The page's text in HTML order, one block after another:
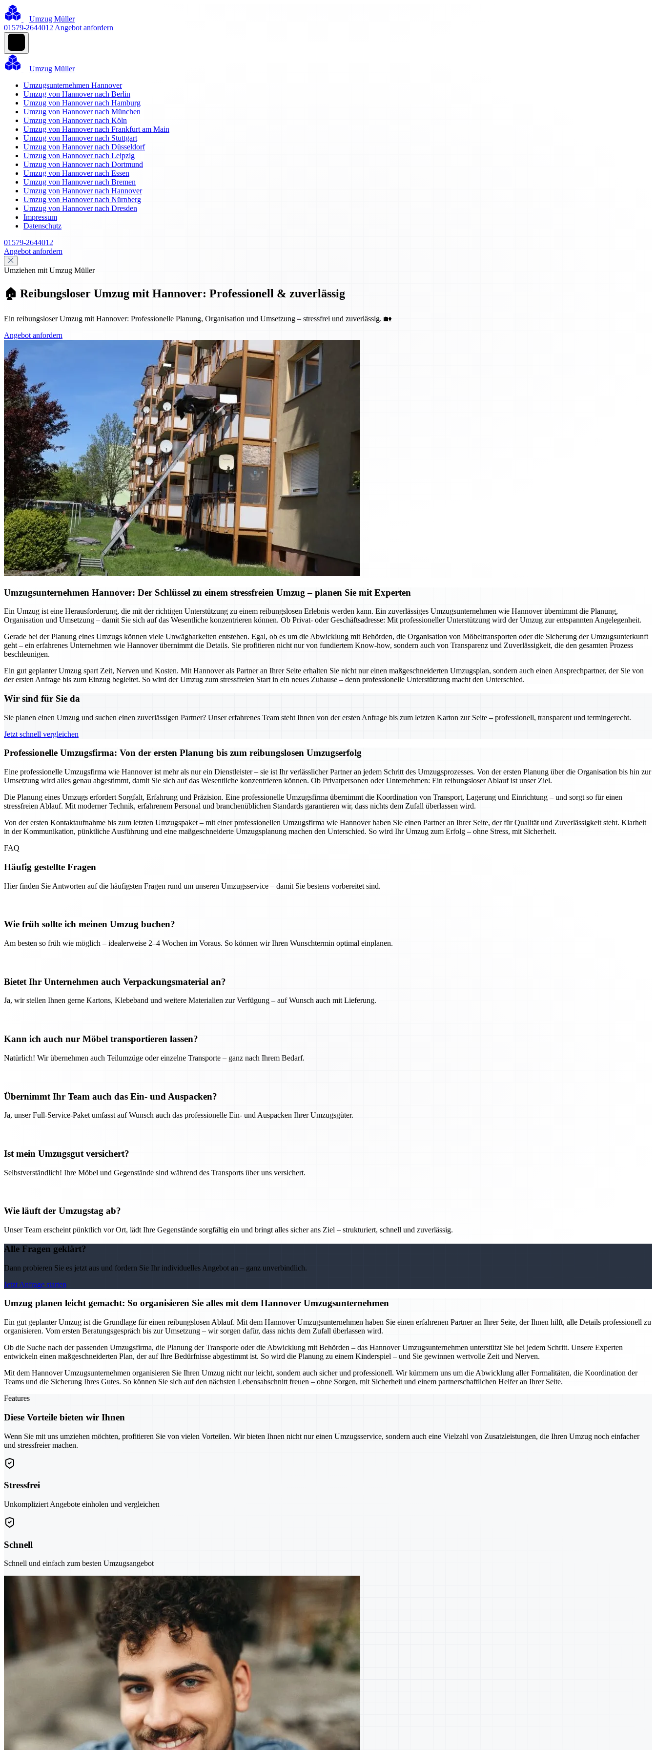
Umzug Müller
01579-2644012 Angebot anfordern
Umzug Müller
Umzugsunternehmen Hannover
Umzug von Hannover nach Berlin
Umzug von Hannover nach Hamburg
Umzug von Hannover nach München
Umzug von Hannover nach Köln
Umzug von Hannover nach Frankfurt am Main
Umzug von Hannover nach Stuttgart
Umzug von Hannover nach Düsseldorf
Umzug von Hannover nach Leipzig
Umzug von Hannover nach Dortmund
Umzug von Hannover nach Essen
Umzug von Hannover nach Bremen
Umzug von Hannover nach Hannover
Umzug von Hannover nach Nürnberg
Umzug von Hannover nach Dresden
Impressum
Datenschutz
01579-2644012
Angebot anfordern
Umziehen mit Umzug Müller
🏠 Reibungsloser Umzug mit Hannover: Professionell & zuverlässig
Ein reibungsloser Umzug mit Hannover: Professionelle Planung, Organisation und Umsetzung – stressfrei und zuverlässig. 🏡
Angebot anfordern
Umzugsunternehmen Hannover: Der Schlüssel zu einem stressfreien Umzug – planen Sie mit Experten
Ein Umzug ist eine Herausforderung, die mit der richtigen Unterstützung zu einem reibungslosen Erlebnis werden kann. Ein zuverlässiges Umzugsunternehmen wie Hannover übernimmt die Planung,
Organisation und Umsetzung – damit Sie sich auf das Wesentliche konzentrieren können. Ob Privat- oder Geschäftsadresse: Mit professioneller Unterstützung wird der Umzug zur entspannten Angelegenheit.
Gerade bei der Planung eines Umzugs können viele Unwägbarkeiten entstehen. Egal, ob es um die Abwicklung mit Behörden, die Organisation von Möbeltransporten oder die Sicherung der Umzugsunterkunft
geht – ein erfahrenes Unternehmen wie Hannover übernimmt die Details. Sie profitieren nicht nur von fundiertem Know-how, sondern auch von Transparenz und Zuverlässigkeit, die den gesamten Prozess
beschleunigen.
Ein gut geplanter Umzug spart Zeit, Nerven und Kosten. Mit Hannover als Partner an Ihrer Seite erhalten Sie nicht nur einen maßgeschneiderten Umzugsplan, sondern auch einen Ansprechpartner, der Sie von
der ersten Anfrage bis zum Einzug begleitet. So wird der Umzug zum stressfreien Start in ein neues Zuhause – denn professionelle Unterstützung macht den Unterschied.
Wir sind für Sie da
Sie planen einen Umzug und suchen einen zuverlässigen Partner? Unser erfahrenes Team steht Ihnen von der ersten Anfrage bis zum letzten Karton zur Seite – professionell, transparent und termingerecht.
Jetzt schnell vergleichen
Professionelle Umzugsfirma: Von der ersten Planung bis zum reibungslosen Umzugserfolg
Eine professionelle Umzugsfirma wie Hannover ist mehr als nur ein Dienstleister – sie ist Ihr verlässlicher Partner an jedem Schritt des Umzugsprozesses. Von der ersten Planung über die Organisation bis hin zur
Umsetzung wird alles genau abgestimmt, damit Sie sich auf das Wesentliche konzentrieren können. Ob Privatpersonen oder Unternehmen: Ein reibungsloser Ablauf ist unser Ziel.
Die Planung eines Umzugs erfordert Sorgfalt, Erfahrung und Präzision. Eine professionelle Umzugsfirma übernimmt die Koordination von Transport, Lagerung und Einrichtung – und sorgt so für einen
stressfreien Ablauf. Mit moderner Technik, erfahrenem Personal und branchenüblichen Standards garantieren wir, dass nichts dem Zufall überlassen wird.
Von der ersten Kontaktaufnahme bis zum letzten Umzugspaket – mit einer professionellen Umzugsfirma wie Hannover haben Sie einen Partner an Ihrer Seite, der für Qualität und Zuverlässigkeit steht. Klarheit
in der Kommunikation, pünktliche Ausführung und eine maßgeschneiderte Umzugsplanung machen den Unterschied. So wird Ihr Umzug zum Erfolg – ohne Stress, mit Sicherheit.
FAQ
Häufig gestellte Fragen
Hier finden Sie Antworten auf die häufigsten Fragen rund um unseren Umzugsservice – damit Sie bestens vorbereitet sind.
Wie früh sollte ich meinen Umzug buchen?
Am besten so früh wie möglich – idealerweise 2–4 Wochen im Voraus. So können wir Ihren Wunschtermin optimal einplanen.
Bietet Ihr Unternehmen auch Verpackungsmaterial an?
Ja, wir stellen Ihnen gerne Kartons, Klebeband und weitere Materialien zur Verfügung – auf Wunsch auch mit Lieferung.
Kann ich auch nur Möbel transportieren lassen?
Natürlich! Wir übernehmen auch Teilumzüge oder einzelne Transporte – ganz nach Ihrem Bedarf.
Übernimmt Ihr Team auch das Ein- und Auspacken?
Ja, unser Full-Service-Paket umfasst auf Wunsch auch das professionelle Ein- und Auspacken Ihrer Umzugsgüter.
Ist mein Umzugsgut versichert?
Selbstverständlich! Ihre Möbel und Gegenstände sind während des Transports über uns versichert.
Wie läuft der Umzugstag ab?
Unser Team erscheint pünktlich vor Ort, lädt Ihre Gegenstände sorgfältig ein und bringt alles sicher ans Ziel – strukturiert, schnell und zuverlässig.
Alle Fragen geklärt?
Dann probieren Sie es jetzt aus und fordern Sie Ihr individuelles Angebot an – ganz unverbindlich.
Jetzt Anfrage starten
Umzug planen leicht gemacht: So organisieren Sie alles mit dem Hannover Umzugsunternehmen
Ein gut geplanter Umzug ist die Grundlage für einen reibungslosen Ablauf. Mit dem Hannover Umzugsunternehmen haben Sie einen erfahrenen Partner an Ihrer Seite, der Ihnen hilft, alle Details professionell zu
organisieren. Vom ersten Beratungsgespräch bis zur Umsetzung – wir sorgen dafür, dass nichts dem Zufall überlassen wird.
Ob die Suche nach der passenden Umzugsfirma, die Planung der Transporte oder die Abwicklung mit Behörden – das Hannover Umzugsunternehmen unterstützt Sie bei jedem Schritt. Unsere Experten
entwickeln einen maßgeschneiderten Plan, der auf Ihre Bedürfnisse abgestimmt ist. So wird die Planung zu einem Kinderspiel – und Sie gewinnen wertvolle Zeit und Nerven.
Mit dem Hannover Umzugsunternehmen organisieren Sie Ihren Umzug nicht nur leicht, sondern auch sicher und professionell. Wir kümmern uns um die Abwicklung aller Formalitäten, die Koordination der
Teams und die Sicherung Ihres Gutes. So können Sie sich auf den nächsten Lebensabschnitt freuen – ohne Sorgen, mit Sicherheit und einem partnerschaftlichen Helfer an Ihrer Seite.
Features
Diese Vorteile bieten wir Ihnen
Wenn Sie mit uns umziehen möchten, profitieren Sie von vielen Vorteilen. Wir bieten Ihnen nicht nur einen Umzugsservice, sondern auch eine Vielzahl von Zusatzleistungen, die Ihren Umzug noch einfacher
und stressfreier machen.
Stressfrei
Unkompliziert Angebote einholen und vergleichen
Schnell
Schnell und einfach zum besten Umzugsangebot